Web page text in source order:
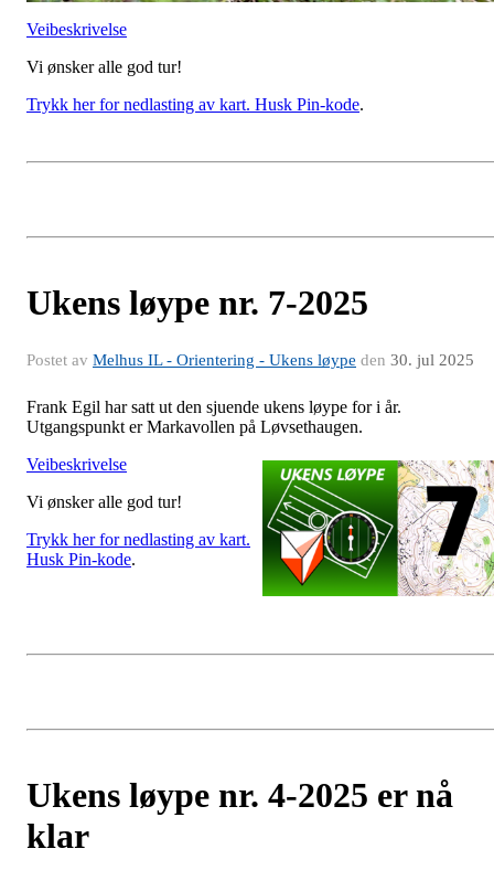
Veibeskrivelse
Vi ønsker alle god tur!
Trykk her for nedlasting av kart. Husk Pin-kode.
Ukens løype nr. 7-2025
Postet av Melhus IL - Orientering - Ukens løype den 30. jul 2025
Frank Egil har satt ut den sjuende ukens løype for i år.
Utgangspunkt er Markavollen på Løvsethaugen.
Veibeskrivelse
Vi ønsker alle god tur!
Trykk her for nedlasting av kart.
Husk Pin-kode.
Ukens løype nr. 4-2025 er nå
klar